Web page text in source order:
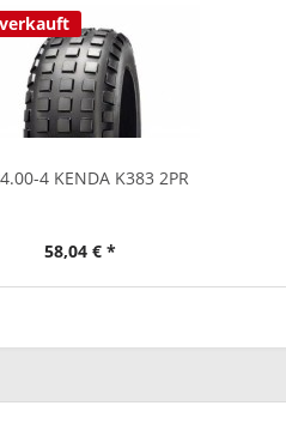
4 KENDA K383 2PR
58,04 € *